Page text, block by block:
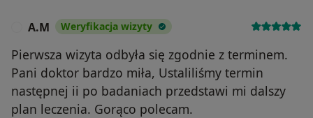
A.M Weryfikacja wizyty
Pierwsza wizyta odbyła się zgodnie z terminem.
Pani doktor bardzo miła, Ustaliliśmy termin
następnej ii po badaniach przedstawi mi dalszy
plan leczenia. Gorąco polecam.